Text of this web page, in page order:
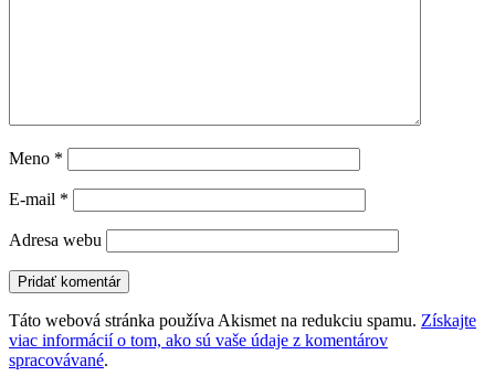
Meno *
E-mail *
Adresa webu
Táto webová stránka používa Akismet na redukciu spamu. Získajte
viac informácií o tom, ako sú vaše údaje z komentárov
spracovávané.